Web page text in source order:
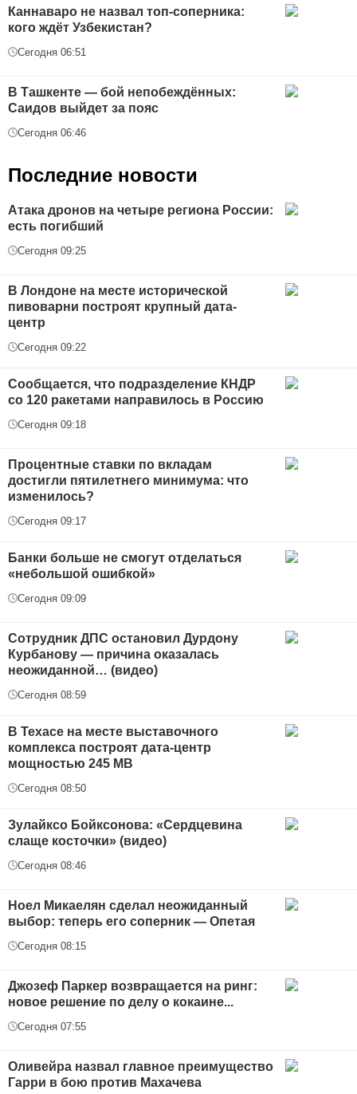
Каннаваро не назвал топ-соперника:
кого ждёт Узбекистан?
Сегодня 06:51
В Ташкенте — бой непобеждённых:
Саидов выйдет за пояс
Сегодня 06:46
Последние новости
Атака дронов на четыре региона России:
есть погибший
Сегодня 09:25
В Лондоне на месте исторической
пивоварни построят крупный дата-
центр
Сегодня 09:22
Сообщается, что подразделение КНДР
со 120 ракетами направилось в Россию
Сегодня 09:18
Процентные ставки по вкладам
достигли пятилетнего минимума: что
изменилось?
Сегодня 09:17
Банки больше не смогут отделаться
«небольшой ошибкой»
Сегодня 09:09
Сотрудник ДПС остановил Дурдону
Курбанову — причина оказалась
неожиданной… (видео)
Сегодня 08:59
В Техасе на месте выставочного
комплекса построят дата-центр
мощностью 245 МВ
Сегодня 08:50
Зулайксо Бойксонова: «Сердцевина
слаще косточки» (видео)
Сегодня 08:46
Ноел Микаелян сделал неожиданный
выбор: теперь его соперник — Опетая
Сегодня 08:15
Джозеф Паркер возвращается на ринг:
новое решение по делу о кокаине...
Сегодня 07:55
Оливейра назвал главное преимущество
Гарри в бою против Махачева